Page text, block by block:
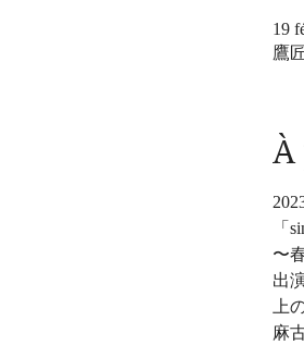
19
鷹
À
「
〜
出
上
麻